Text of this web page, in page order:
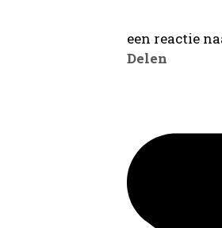
een reactie
Delen